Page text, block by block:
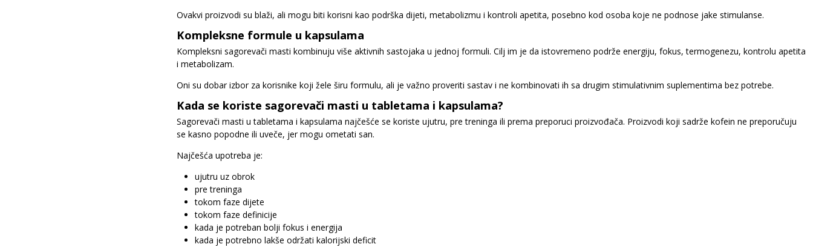
Ovakvi proizvodi su blaži, ali mogu biti korisni kao podrška dijeti, metabolizmu i kontroli apetita, posebno kod osoba koje ne podnose jake stimulanse.
Kompleksne formule u kapsulama
Kompleksni sagorevači masti kombinuju više aktivnih sastojaka u jednoj formuli. Cilj im je da istovremeno podrže energiju, fokus, termogenezu, kontrolu apetita
i metabolizam.
Oni su dobar izbor za korisnike koji žele širu formulu, ali je važno proveriti sastav i ne kombinovati ih sa drugim stimulativnim suplementima bez potrebe.
Kada se koriste sagorevači masti u tabletama i kapsulama?
Sagorevači masti u tabletama i kapsulama najčešće se koriste ujutru, pre treninga ili prema preporuci proizvođača. Proizvodi koji sadrže kofein ne preporučuju
se kasno popodne ili uveče, jer mogu ometati san.
Najčešća upotreba je:
ujutru uz obrok
pre treninga
tokom faze dijete
tokom faze definicije
kada je potreban bolji fokus i energija
kada je potrebno lakše održati kalorijski deficit